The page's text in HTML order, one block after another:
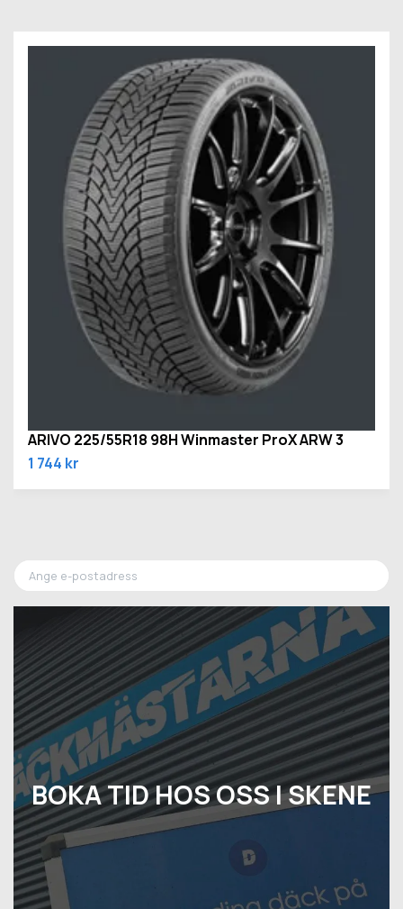
BOKA TID HOS OSS I SKENE
ARIVO 225/55R18 98H Winmaster ProX ARW 3
1 744 kr